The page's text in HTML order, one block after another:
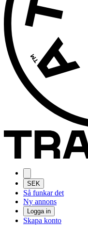
SEK
Så funkar det
Ny annons
Logga in
Skapa konto